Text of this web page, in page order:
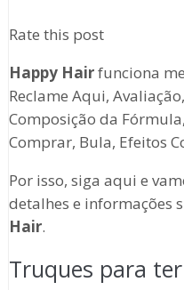
Rate this post
Happy Hairfunciona
Reclame Aqui,
Composição da
Comprar, Bula, Efeitos
Por isso, siga aqui e
detalhes e informações
Hair.
Truques para